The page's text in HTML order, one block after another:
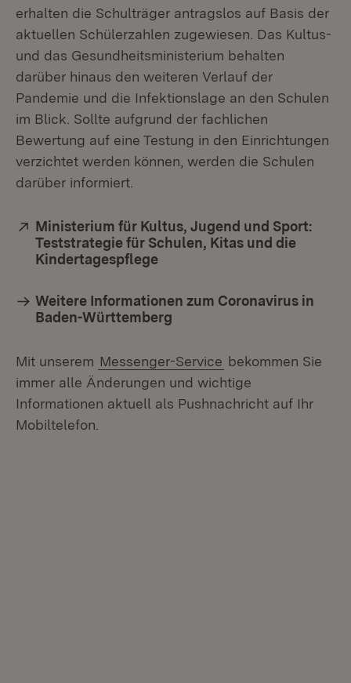
erhalten die Schulträger antragslos auf Basis der
aktuellen Schülerzahlen zugewiesen. Das Kultus-
und das Gesundheitsministerium behalten
darüber hinaus den weiteren Verlauf der
Pandemie und die Infektionslage an den Schulen
im Blick. Sollte aufgrund der fachlichen
Bewertung auf eine Testung in den Einrichtungen
verzichtet werden können, werden die Schulen
darüber informiert.
Extern:
Ministerium für Kultus, Jugend und Sport:
Teststrategie für Schulen, Kitas und die
Kindertagespflege
Weitere Informationen zum Coronavirus in
Baden-Württemberg
Mit unserem Messenger-Service bekommen Sie
immer alle Änderungen und wichtige
Informationen aktuell als Pushnachricht auf Ihr
Mobiltelefon.